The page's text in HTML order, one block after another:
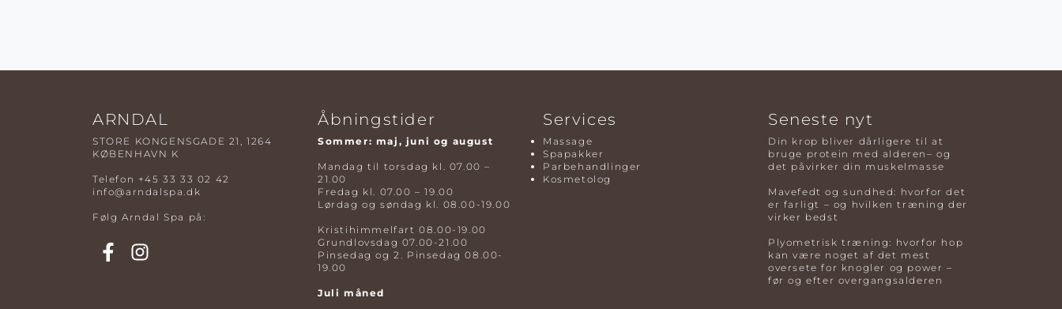
ARNDAL
STORE KONGENSGADE 21, 1264
KØBENHAVN K
Telefon +45 33 33 02 42
info@arndalspa.dk
Følg Arndal Spa på:
Åbningstider
Sommer: maj, juni og august
Mandag til torsdag kl. 07.00 –
21.00
Fredag kl. 07.00 – 19.00
Lørdag og søndag kl. 08.00-19.00
Kristihimmelfart 08.00-19.00
Grundlovsdag 07.00-21.00
Pinsedag og 2. Pinsedag 08.00-
19.00
Juli måned
Services
Massage
Spapakker
Parbehandlinger
Kosmetolog
Seneste nyt
Din krop bliver dårligere til at
bruge protein med alderen– og
det påvirker din muskelmasse
Mavefedt og sundhed: hvorfor det
er farligt – og hvilken træning der
virker bedst
Plyometrisk træning: hvorfor hop
kan være noget af det mest
oversete for knogler og power –
før og efter overgangsalderen